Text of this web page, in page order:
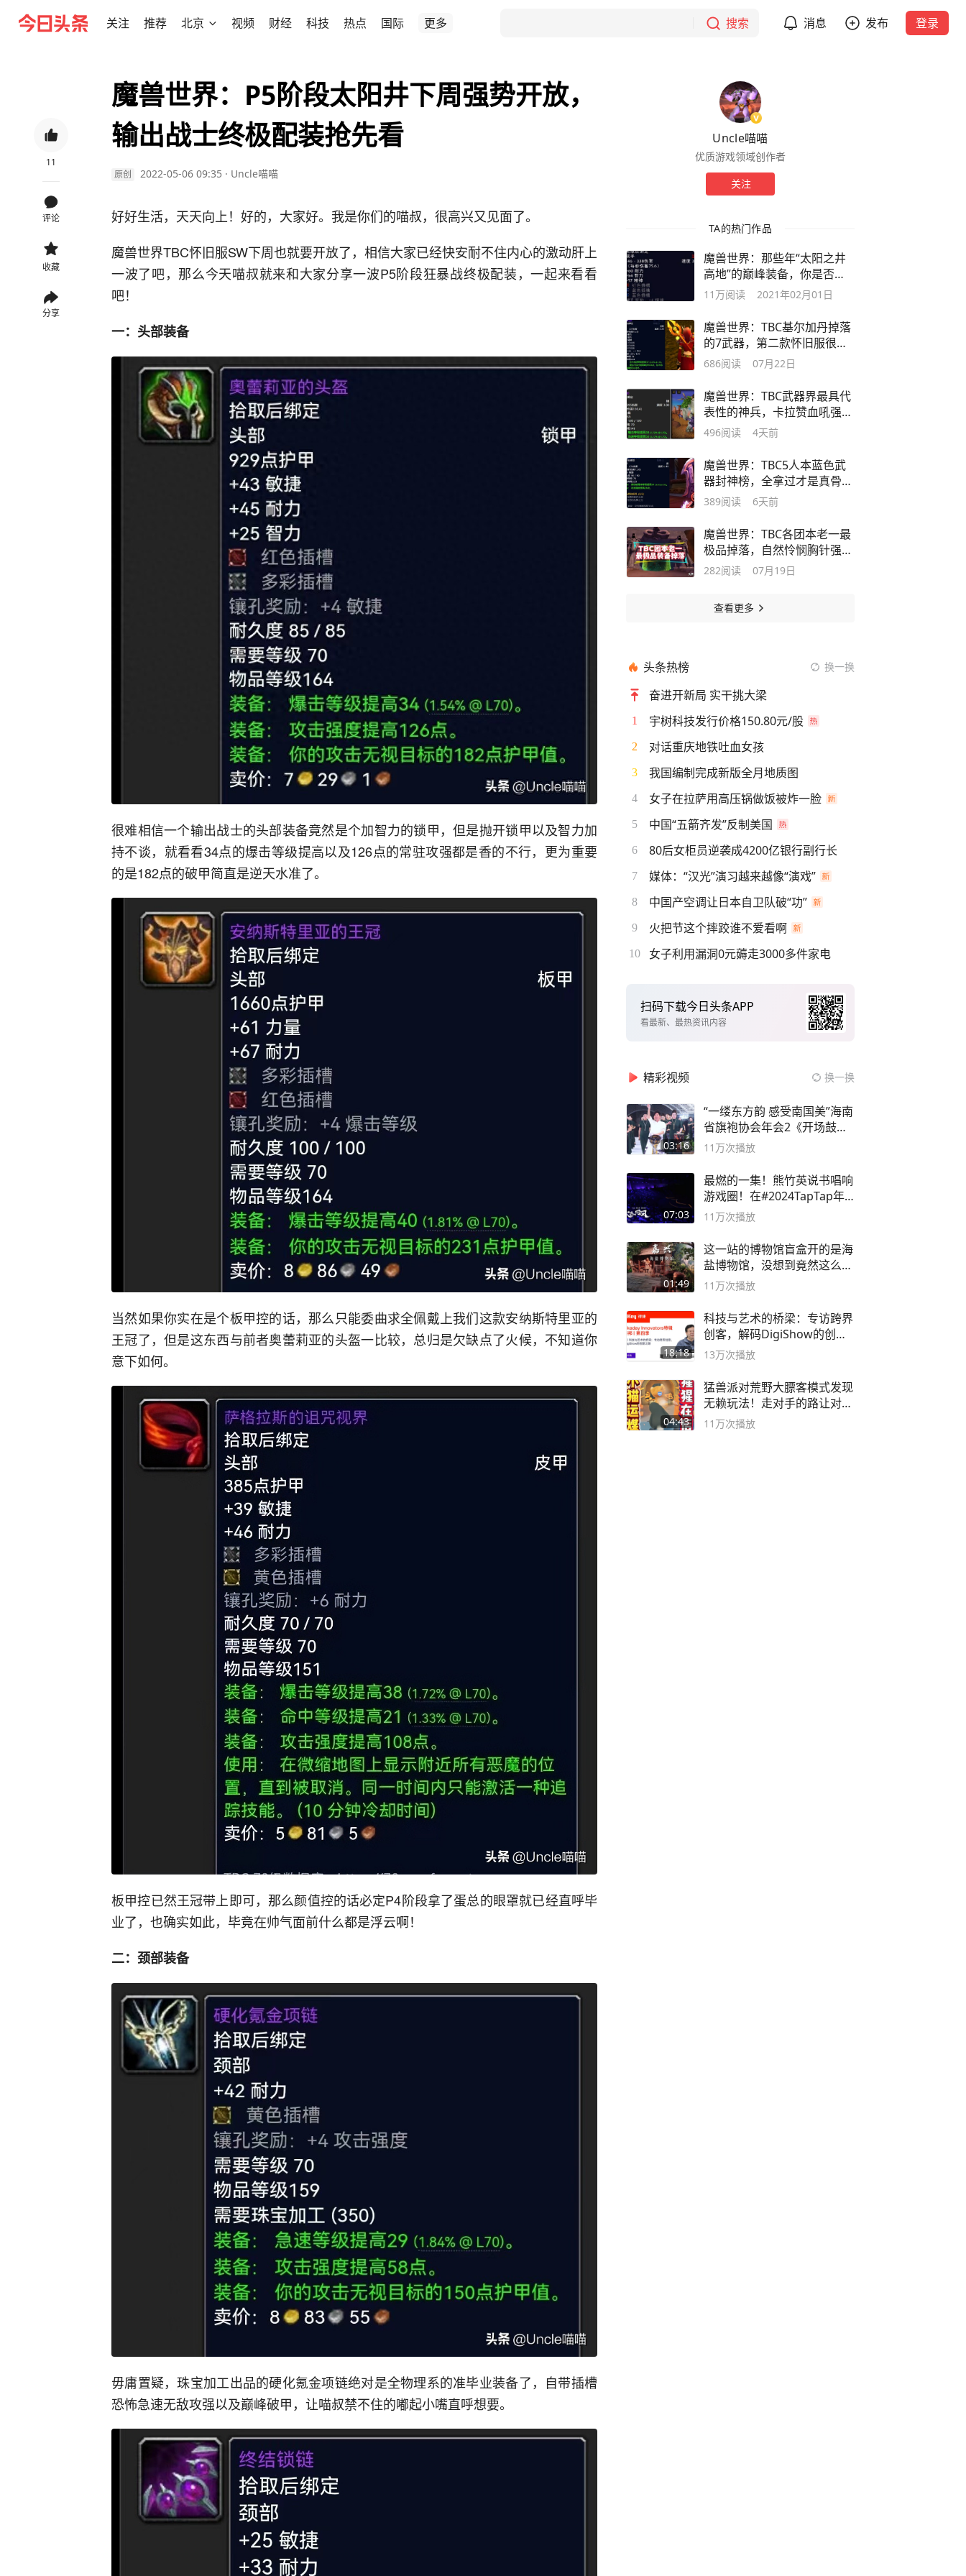
关注 推荐 北京 视频 财经 科技 热点 国际 更多 搜索 消息 发布 登录
11
评论
收藏
分享
魔兽世界：P5阶段太阳井下周强势开放，
输出战士终极配装抢先看
原创 2022-05-06 09:35 · Uncle喵喵
好好生活，天天向上！好的，大家好。我是你们的喵叔，很高兴又见面了。
魔兽世界TBC怀旧服SW下周也就要开放了，相信大家已经快安耐不住内心的激动肝上
一波了吧，那么今天喵叔就来和大家分享一波P5阶段狂暴战终极配装，一起来看看
吧！
一：头部装备
很难相信一个输出战士的头部装备竟然是个加智力的锁甲，但是抛开锁甲以及智力加
持不谈，就看看34点的爆击等级提高以及126点的常驻攻强都是香的不行，更为重要
的是182点的破甲简直是逆天水准了。
当然如果你实在是个板甲控的话，那么只能委曲求全佩戴上我们这款安纳斯特里亚的
王冠了，但是这东西与前者奥蕾莉亚的头盔一比较，总归是欠缺点了火候，不知道你
意下如何。
板甲控已然王冠带上即可，那么颜值控的话必定P4阶段拿了蛋总的眼罩就已经直呼毕
业了，也确实如此，毕竟在帅气面前什么都是浮云啊！
二：颈部装备
毋庸置疑，珠宝加工出品的硬化氪金项链绝对是全物理系的准毕业装备了，自带插槽
恐怖急速无敌攻强以及巅峰破甲，让喵叔禁不住的嘟起小嘴直呼想要。
Uncle喵喵
优质游戏领域创作者
关注
TA的热门作品
魔兽世界：那些年“太阳之井
高地”的巅峰装备，你是否曾
拥有过？
11万阅读 2021年02月01日
魔兽世界：TBC基尔加丹掉落
的7武器，第二款怀旧服很落
寞！
686阅读 07月22日
魔兽世界：TBC武器界最具代
表性的神兵，卡拉赞血吼强势
上榜！
496阅读 4天前
魔兽世界：TBC5人本蓝色武
器封神榜，全拿过才是真骨灰
玩家！
389阅读 6天前
魔兽世界：TBC各团本老一最
极品掉落，自然怜悯胸针强势
上榜！
282阅读 07月19日
查看更多
头条热榜 换一换
奋进开新局 实干挑大梁
1 宇树科技发行价格150.80元/股
2 对话重庆地铁吐血女孩
3 我国编制完成新版全月地质图
4 女子在拉萨用高压锅做饭被炸一脸
5 中国“五箭齐发”反制美国
6 80后女柜员逆袭成4200亿银行副行长
7 媒体：“汉光”演习越来越像“演戏”
8 中国产空调让日本自卫队破“功”
9 火把节这个摔跤谁不爱看啊
10 女子利用漏洞0元薅走3000多件家电
扫码下载今日头条APP
看最新、最热资讯内容
精彩视频 换一换
03:16
“一缕东方韵 感受南国美”海南
省旗袍协会年会2《开场鼓》
二团
11万次播放
07:03
最燃的一集！熊竹英说书唱响
游戏圈！在#2024TapTap年
度游戏大赏
11万次播放
01:49
这一站的博物馆盲盒开的是海
盐博物馆，没想到竟然这么好
逛！
11万次播放
18:18
科技与艺术的桥梁：专访跨界
创客，解码DigiShow的创新
之路
13万次播放
04:43
猛兽派对荒野大膘客模式发现
无赖玩法！走对手的路让对手
无路可走
11万次播放